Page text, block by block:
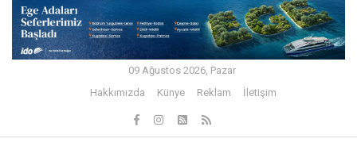
09 Ağustos 2026, Pazar
Hakkımızda
Künye Reklam İletişim